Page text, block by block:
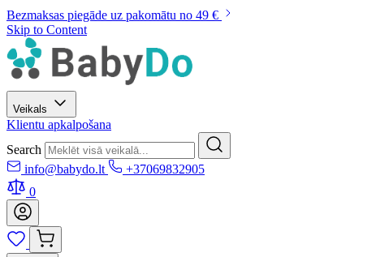
Bezmaksas piegāde uz pakomātu no 49 €
Skip to Content
Veikals
Klientu apkalpošana
Search
info@babydo.lt
+37069832905
0